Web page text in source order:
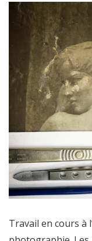
Travail en cours à